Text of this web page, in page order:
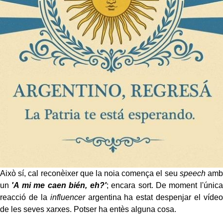
Això sí, cal reconèixer que la noia comença el seu speechamb
un 'A mi me caen bién, eh?'; encara sort. De moment l'única
reacció de la influencerargentina ha estat despenjar el vídeo
de les seves xarxes. Potser ha entès alguna cosa.